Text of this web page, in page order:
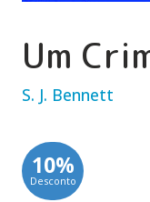
Um
S. J. Bennett
10%
Desconto